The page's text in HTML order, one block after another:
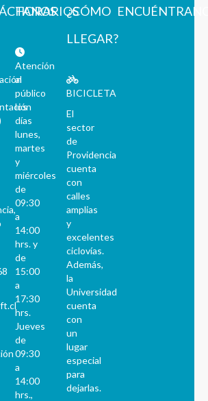
HORARIOS
Atención
al
público
los
días
lunes,
martes
y
miércoles
de
09:30
a
14:00
hrs. y
de
15:00
a
17:30
hrs.
Jueves
de
09:30
a
14:00
hrs.,
¿CÓMO
LLEGAR?
BICICLETA
El
sector
de
Providencia
cuenta
con
calles
amplias
y
excelentes
ciclovías.
Además,
la
Universidad
cuenta
con
un
lugar
especial
para
dejarlas.